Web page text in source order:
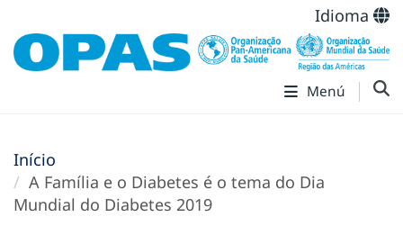
Idioma
Menú
Início
A Família e o Diabetes é o tema do Dia
Mundial do Diabetes 2019